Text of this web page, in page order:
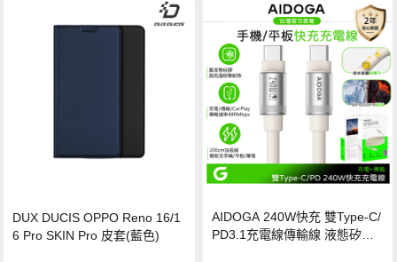
DUX DUCIS OPPO Reno 16/1
6 Pro SKIN Pro 皮套(藍色)
AIDOGA 240W快充 雙Type-C/
PD3.1充電線傳輸線 液態矽膠